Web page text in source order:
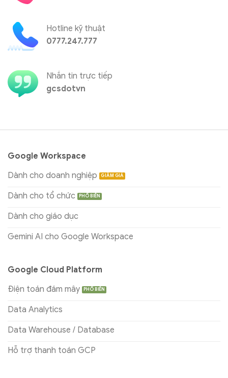
Hotline kỹ thuật
0777.247.777
Nhắn tin trực tiếp
gcsdotvn
Google Workspace
Dành cho doanh nghiệp
Dành cho tổ chức
Dành cho giáo dục
Gemini AI cho Google Workspace
Google Cloud Platform
Điện toán đám mây
Data Analytics
Data Warehouse / Database
Hỗ trợ thanh toán GCP